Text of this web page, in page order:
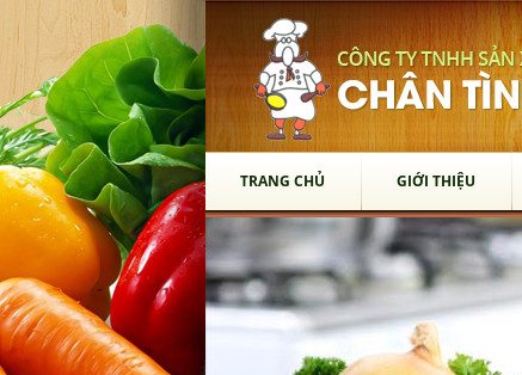
TRANG CHỦ GIỚI THIỆU
TRANG CHỦ
GIỚI THIỆU
SẢN PHẨM
Thớt Gỗ
Chén Gỗ
Vá Múc Canh